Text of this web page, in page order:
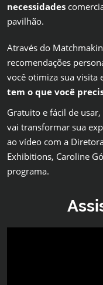
necessidades
pavilhão.
Através do
recomendações
você otimiza sua visita
tem o que você
Gratuito e fácil de
vai transformar sua
ao vídeo com a
Exhibitions, Caroline
programa.